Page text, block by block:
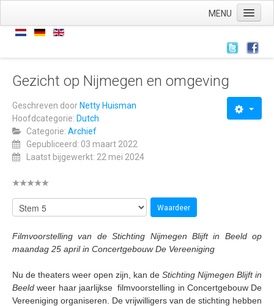
MENU
Home
Nieuws
Links
Wie zijn we
De stichting
ANBI
AVG
Wat doen we
Samenwerking
Gezicht op Nijmegen en omgeving
Geschreven door Netty Huisman
Hoofdcategorie: Dutch
Categorie: Archief
Gepubliceerd: 03 maart 2022
Laatst bijgewerkt: 22 mei 2024
Filmvoorstelling van de Stichting Nijmegen Blijft in Beeld op
maandag 25 april in Concertgebouw De Vereeniging
Nu de theaters weer open zijn, kan de Stichting Nijmegen Blijft in
Beeld weer haar jaarlijkse filmvoorstelling in Concertgebouw De
Vereeniging organiseren. De vrijwilligers van de stichting hebben